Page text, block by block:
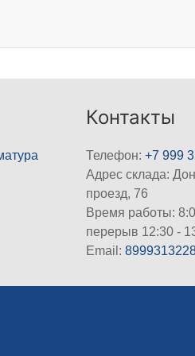
Контакты
Телефон:+7 999
Адрес склада:
проезд, 76
Время работы:
перерыв 12:30 -
Email: